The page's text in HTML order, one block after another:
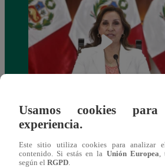
Congreso: proponen que el
salario presidencial se aplique desde
Usamos cookies
experiencia.
Este sitio utiliza cookies para analizar
contenido. Si estás en la Unión Europea,
según el RGPD.